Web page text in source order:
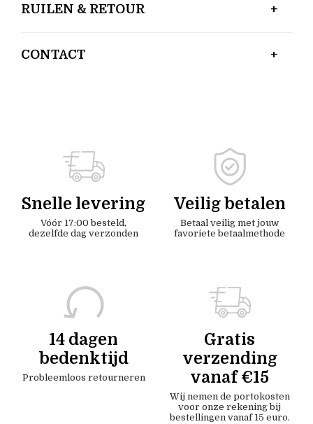
RUILEN & RETOUR
CONTACT
Snelle levering
Vóór 17:00 besteld,
dezelfde dag verzonden
Veilig betalen
Betaal veilig met jouw
favoriete betaalmethode
14 dagen
bedenktijd
Probleemloos retourneren
Gratis
verzending
vanaf €15
Wij nemen de portokosten
voor onze rekening bij
bestellingen vanaf 15 euro.